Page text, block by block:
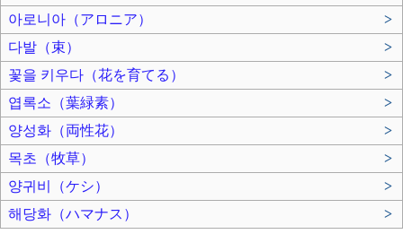
아로니아（アロニア）
>
다발（束）
>
꽃을 키우다（花を育てる）
>
엽록소（葉緑素）
>
양성화（両性花）
>
목초（牧草）
>
양귀비（ケシ）
>
해당화（ハマナス）
>